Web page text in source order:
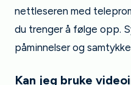
nettleseren med
du trenger å følge opp.
påminnelser og
Kan jeg bruke